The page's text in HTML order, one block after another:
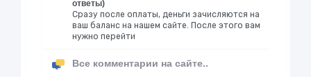
ответы)
Сразу после оплаты, деньги зачисляются на
ваш баланс на нашем сайте. После этого вам
нужно перейти
Все комментарии на сайте..